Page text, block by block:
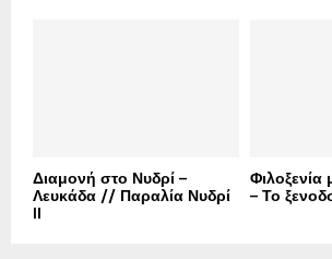
Διαμονή στο Νυδρί –
Λευκάδα // Παραλία Νυδρί
II
Φιλοξενία
– Το